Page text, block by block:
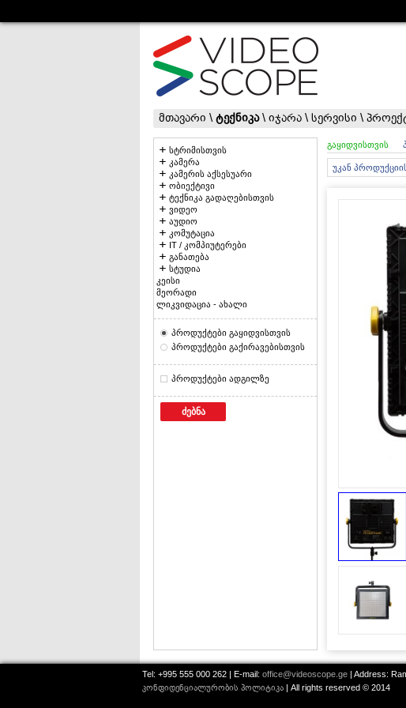
მთავარი \ ტექნიკა\ იჯარა \ სერვისი \
სტრიმისთვის
კამერა
კამერის აქსესუარი
ობიექტივი
ტექნიკა გადაღებისთვის
ვიდეო
აუდიო
კომუტაცია
IT / კომპიუტერები
განათება
სტუდია
კეისი
მეორადი
ლიკვიდაცია - ახალი
პროდუქტები გაყიდვისთვის
პროდუქტები გაქირავებისთვის
პროდუქტები ადგილზე
ძებნა
გაყიდვისთვის
უკან
Tel: +995 555 000 262 | E-mail: office@videoscope.ge| Address:
კონფიდენციალურობის პოლიტიკა | All rights reserved © 2014